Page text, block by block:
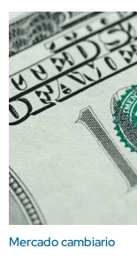
Mercado cambiario